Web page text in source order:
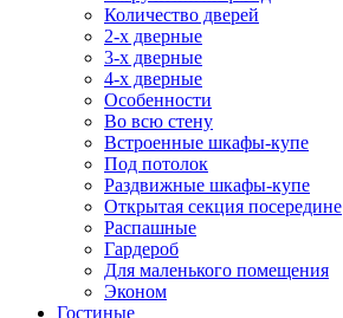
Количество дверей
2-х дверные
3-х дверные
4-х дверные
Особенности
Во всю стену
Встроенные шкафы-купе
Под потолок
Раздвижные шкафы-купе
Открытая секция посередине
Распашные
Гардероб
Для маленького помещения
Эконом
Гостиные